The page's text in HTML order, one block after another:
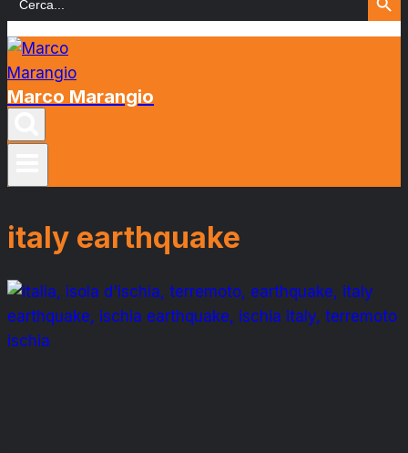
for:
Marco Marangio
italy earthquake